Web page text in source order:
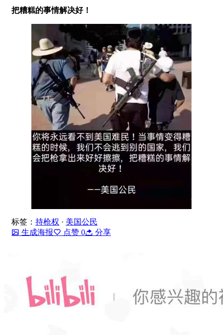
把糟糕的事情解决好！
标签： 持枪权 · 美国公民
生成海报
点赞 0 分享